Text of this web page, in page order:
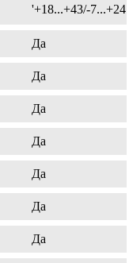
'+18...+43/-7...+24
Да
Да
Да
Да
Да
Да
Да